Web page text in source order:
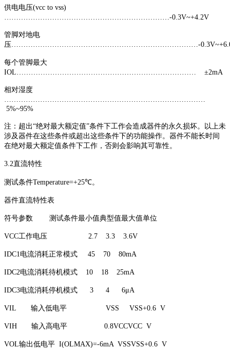
供电电压(vcc to vss)
……………………………………………………………-0.3V~+4.2V
管脚对地电
压……………………………………………………………………-
每个管脚最大
IOL………………………………………………………………… ±2mA
相对湿度
…………………………………………………………………………
5%~95%
注：超出“绝对最大额定值”条件下工作会造成器件的永久损坏。以上未
涉及器件在这些条件或超出这些条件下的功能操作。器件不能长时间
在绝对最大额定值条件下工作，否则会影响其可靠性。
3.2直流特性
测试条件Temperature=+25℃。
器件直流特性表
符号参数 测试条件最小值典型值最大值单位
VCC工作电压 2.7 3.3 3.6V
IDC1电流消耗正常模式 45 70 80mA
IDC2电流消耗待机模式 10 18 25mA
IDC3电流消耗停机模式 3 4 6μA
VIL 输入低电平 VSS VSS+0.6 V
VIH 输入高电平 0.8VCCVCC V
VOL输出低电平 I(OLMAX)=-6mA VSSVSS+0.6 V